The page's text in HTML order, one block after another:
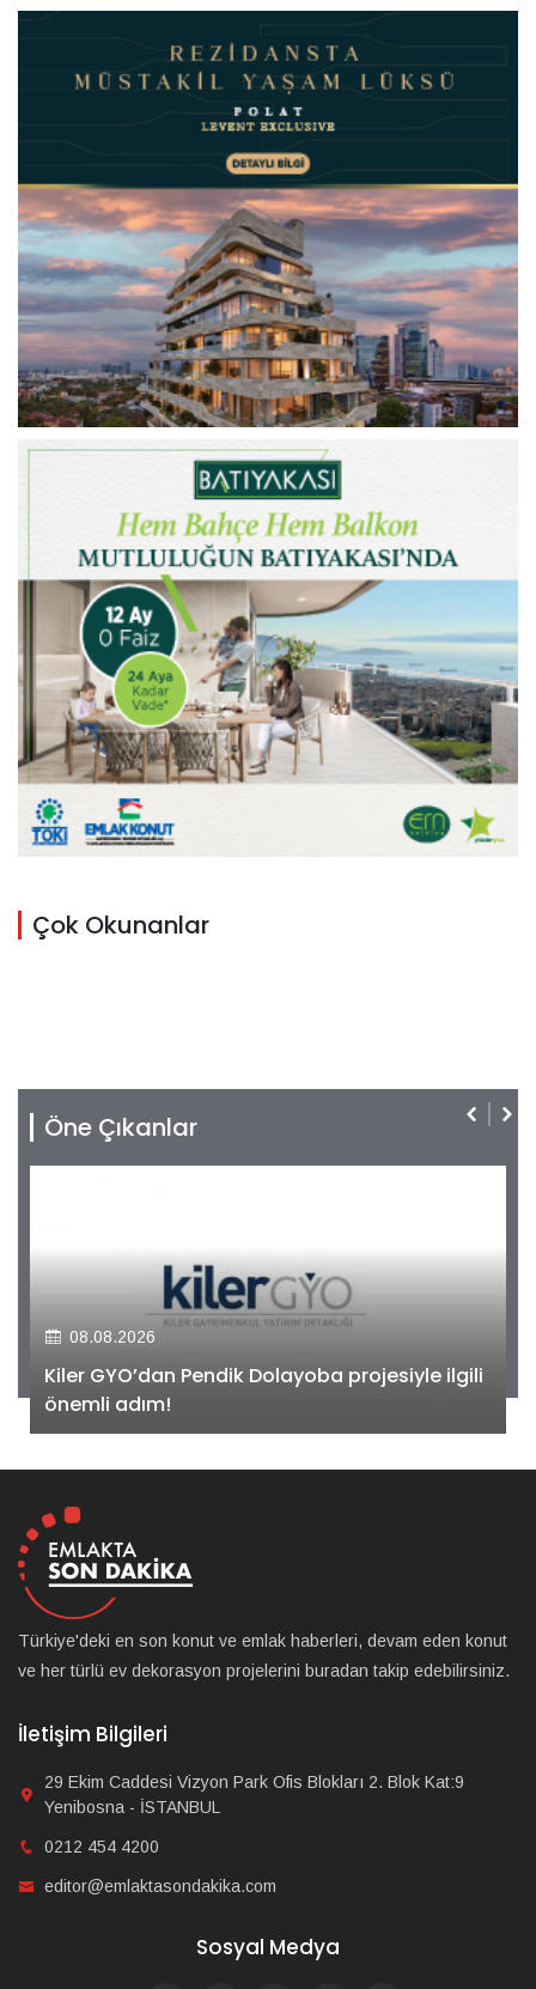
Çok Okunanlar
Öne Çıkanlar
08.08.2026
Kiler GYO’dan Pendik Dolayoba projesiyle ilgili
önemli adım!
Türkiye'deki en son konut ve emlak haberleri, devam eden konut
ve her türlü ev dekorasyon projelerini buradan takip edebilirsiniz.
İletişim Bilgileri
29 Ekim Caddesi Vizyon Park Ofis Blokları 2. Blok Kat:9
Yenibosna - İSTANBUL
0212 454 4200
editor@emlaktasondakika.com
Sosyal Medya